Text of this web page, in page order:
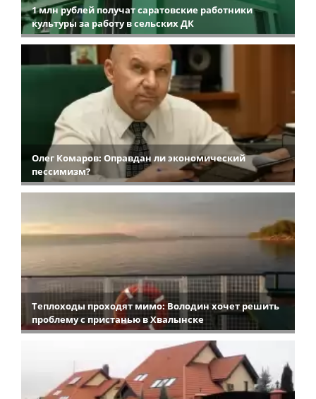
1 млн рублей получат саратовские работники
культуры за работу в сельских ДК
Олег Комаров: Оправдан ли экономический
пессимизм?
Теплоходы проходят мимо: Володин хочет решить
проблему с пристанью в Хвалынске